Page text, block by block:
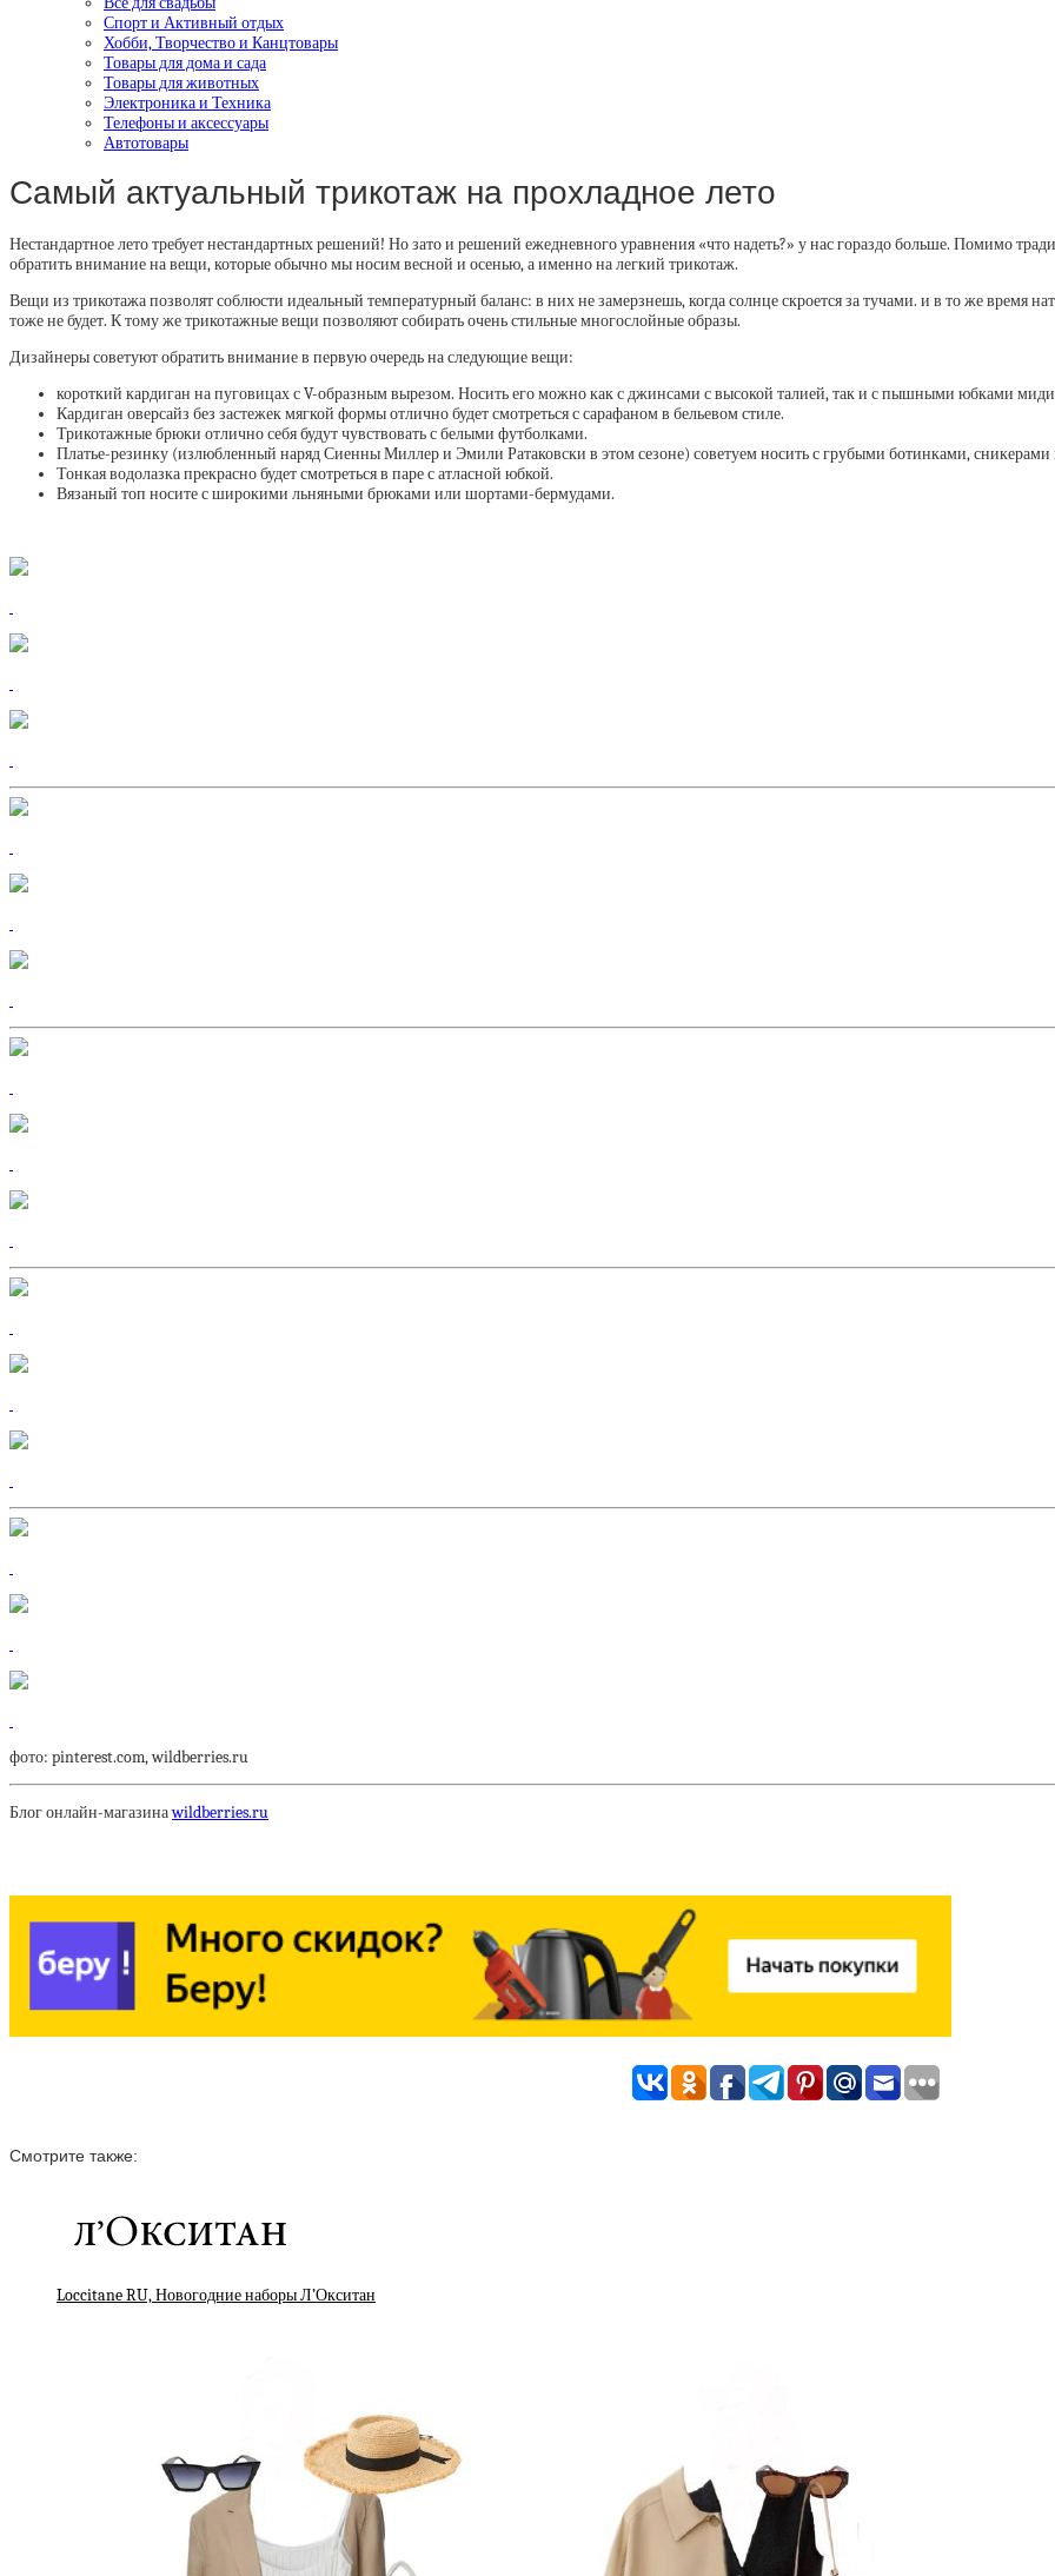
Спорт и Активный отдых
Хобби, Творчество и Канцтовары
Товары для дома и сада
Товары для животных
Электроника и Техника
Телефоны и аксессуары
Автотовары
Самый актуальный трикотаж на прохладное лето
Нестандартное лето требует нестандартных решений! Но зато и решений ежедневного уравнения «что надеть?» у нас гораздо больше. Помимо
обратить внимание на вещи, которые обычно мы носим весной и осенью, а именно на легкий трикотаж.
Вещи из трикотажа позволят соблюсти идеальный температурный баланс: в них не замерзнешь, когда солнце скроется за тучами. и в то же время
тоже не будет. К тому же трикотажные вещи позволяют собирать очень стильные многослойные образы.
Дизайнеры советуют обратить внимание в первую очередь на следующие вещи:
короткий кардиган на пуговицах с V-образным вырезом. Носить его можно как с джинсами с высокой талией, так и с пышными юбками
Кардиган оверсайз без застежек мягкой формы отлично будет смотреться с сарафаном в бельевом стиле.
Трикотажные брюки отлично себя будут чувствовать с белыми футболками.
Платье-резинку (излюбленный наряд Сиенны Миллер и Эмили Ратаковски в этом сезоне) советуем носить с грубыми ботинками,
Тонкая водолазка прекрасно будет смотреться в паре с атласной юбкой.
Вязаный топ носите с широкими льняными брюками или шортами-бермудами.
фото: pinterest.com, wildberries.ru
Блог онлайн-магазинаwildberries.ru
Смотрите также:
Loccitane RU, Новогодние наборы Л’Окситан